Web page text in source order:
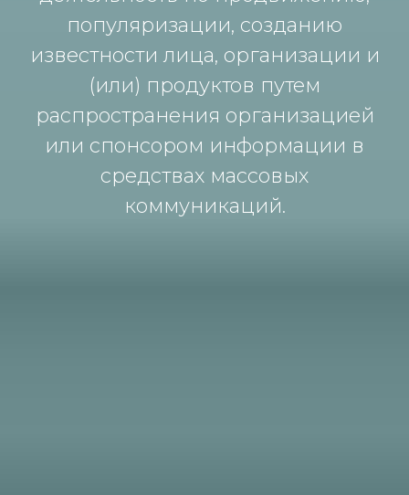
популяризации, созданию
известности лица, организации и
(или) продуктов путем
распространения организацией
или спонсором информации в
средствах массовых
коммуникаций.